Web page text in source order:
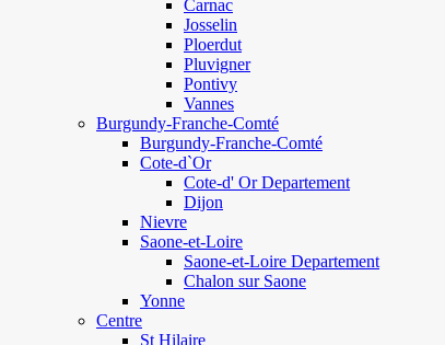
Carnac
Josselin
Ploerdut
Pluvigner
Pontivy
Vannes
Burgundy-Franche-Comté
Burgundy-Franche-Comté
Cote-d`Or
Cote-d' Or Departement
Dijon
Nievre
Saone-et-Loire
Saone-et-Loire Departement
Chalon sur Saone
Yonne
Centre
St Hilaire